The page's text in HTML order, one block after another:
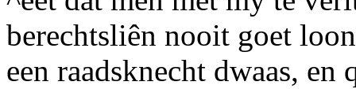
berechtsliên nooit goet
een raadsknecht dwaas,